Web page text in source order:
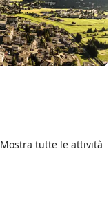
Mostra tutte le attività